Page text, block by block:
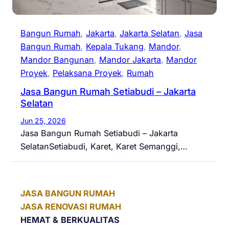
Bangun Rumah, Jakarta, Jakarta Selatan, Jasa
Bangun Rumah, Kepala Tukang, Mandor
Mandor Bangunan, Mandor Jakarta, Mandor
Proyek, Pelaksana Proyek, Rumah
Jasa Bangun Rumah Setiabudi – Jakarta
Selatan
Jun 25, 2026
Jasa Bangun Rumah Setiabudi – Jakarta
SelatanSetiabudi, Karet, Karet Semanggi,…
JASA BANGUN RUMAH
JASA RENOVASI RUMAH
HEMAT & BERKUALITAS